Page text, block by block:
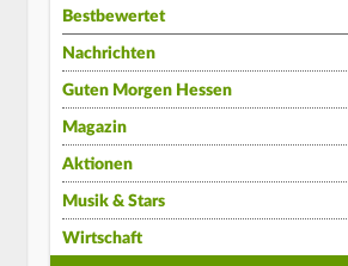
Bestbewertet
Nachrichten
Guten Morgen Hessen
Magazin
Aktionen
Musik & Stars
Wirtschaft